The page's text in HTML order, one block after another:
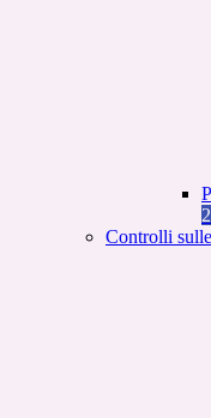
Controlli